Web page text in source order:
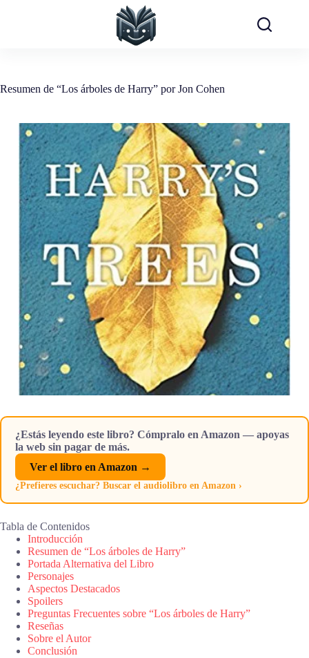
Resumen de “Los árboles de Harry” por Jon Cohen
¿Estás leyendo este libro? Cómpralo en Amazon — apoyas
la web sin pagar de más.
Ver el libro en Amazon →
¿Prefieres escuchar? Buscar el audiolibro en Amazon ›
Tabla de Contenidos
Introducción
Resumen de “Los árboles de Harry”
Portada Alternativa del Libro
Personajes
Aspectos Destacados
Spoilers
Preguntas Frecuentes sobre “Los árboles de Harry”
Reseñas
Sobre el Autor
Conclusión